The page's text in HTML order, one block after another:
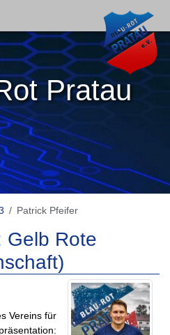
Pratau
Patrick Pfeifer
Gelb Rote
Vereins für